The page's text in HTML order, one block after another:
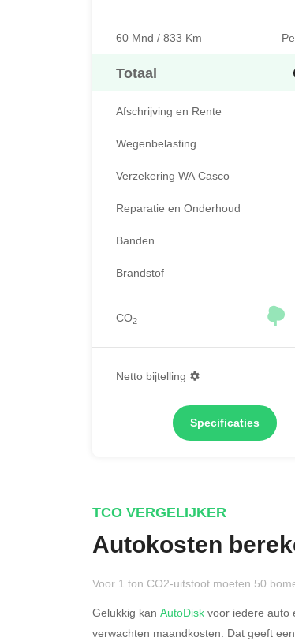
60 Mnd / 833 Km
Totaal
Afschrijving en Rente
Wegenbelasting
Verzekering WA Casco
Reparatie en Onderhoud
Banden
Brandstof
CO2
Netto bijtelling
Specificaties
TCO VERGELIJKER
Autokosten
Voor 1 ton CO2-uitstoot moeten 50
Gelukkig kan AutoDisk voor iedere auto
verwachten maandkosten. Dat geeft